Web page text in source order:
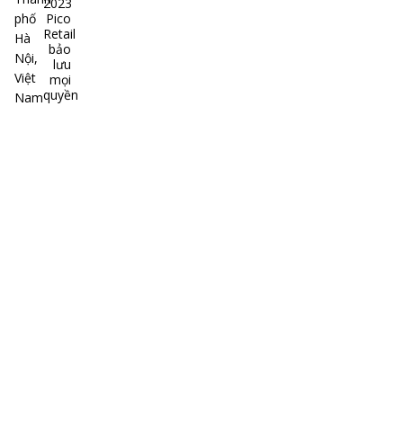
phố
Hà
Nội,
Việt
Nam
Pico
Retail
bảo
lưu
mọi
quyền